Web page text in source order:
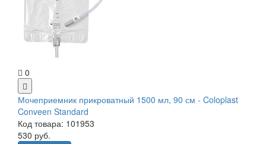
0
Мочеприемник прикроватный 1500 мл, 90 см - Coloplast
Conveen Standard
Код товара: 101953
530 руб.